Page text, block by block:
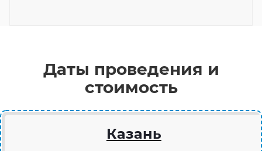
Даты проведения и
стоимость
Казань